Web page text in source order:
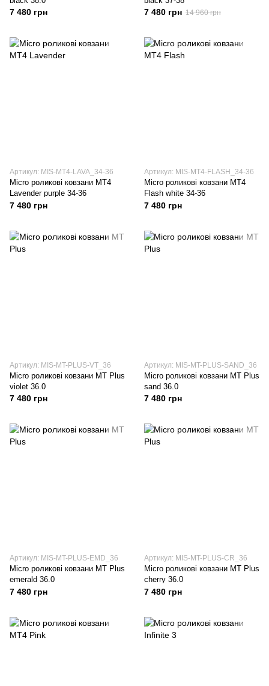
7 480 грн 7 480 грн 14 960 грн
Артикул: MIS-MT4-LAVA_34-36
Micro роликові ковзани MT4
Lavender purple 34-36
7 480 грн
Артикул: MIS-MT4-FLASH_34-36
Micro роликові ковзани MT4
Flash white 34-36
7 480 грн
Артикул: MIS-MT-PLUS-VT_36
Micro роликові ковзани MT Plus
violet 36.0
7 480 грн
Артикул: MIS-MT-PLUS-SAND_36
Micro роликові ковзани MT Plus
sand 36.0
7 480 грн
Артикул: MIS-MT-PLUS-EMD_36
Micro роликові ковзани MT Plus
emerald 36.0
7 480 грн
Артикул: MIS-MT-PLUS-CR_36
Micro роликові ковзани MT Plus
cherry 36.0
7 480 грн